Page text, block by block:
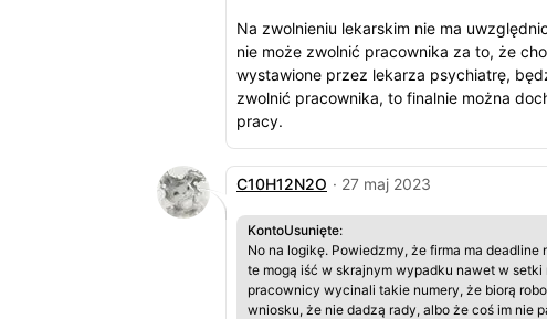
Na zwolnieniu lekarskim nie ma
nie może zwolnić pracownika za to, że
wystawione przez lekarza psychiatrę,
zwolnić pracownika, to finalnie można
pracy.
C10H12N2O · 27 maj 2023
KontoUsunięte:
No na logikę. Powiedzmy, że firma ma
te mogą iść w skrajnym wypadku nawet w
pracownicy wycinali takie numery, że biorą
wniosku, że nie dadzą rady, albo że coś im nie